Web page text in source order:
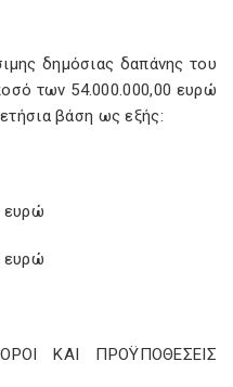
δημόσιας δαπάνης του
των 54.000.000,00 ευρώ
βάση ως εξής:
ευρώ
ευρώ
ΚΑΙ ΠΡΟΫΠΟΘΕΣΕΙΣ